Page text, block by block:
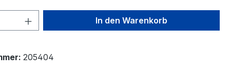
Anzahl: Gib den gewünschten Wert
In den Warenkorb
205404